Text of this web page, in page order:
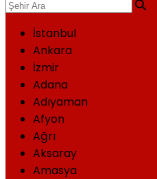
İstanbul
Ankara
İzmir
Adana
Adıyaman
Afyon
Ağrı
Aksaray
Amasya